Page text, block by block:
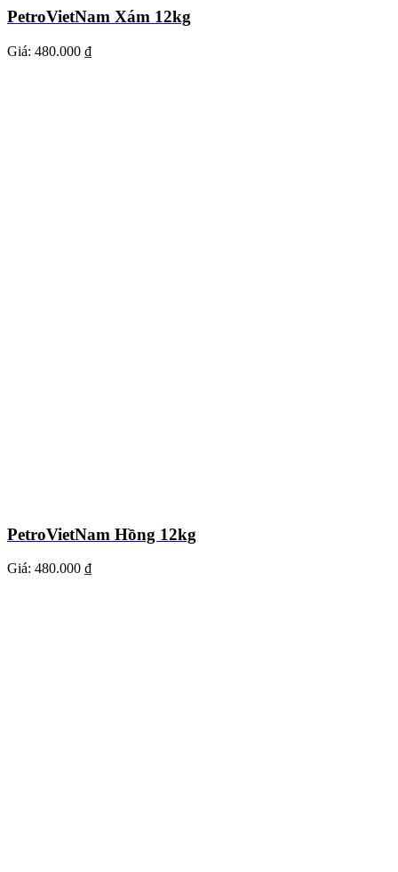
PetroVietNam Xám 12kg
Giá: 480.000 ₫
PetroVietNam Hồng 12kg
Giá: 480.000 ₫